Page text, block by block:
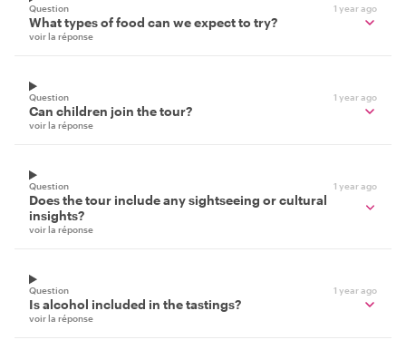
Question 1 year ago
What types of food can we expect to try?
voir la réponse
Question 1 year ago
Can children join the tour?
voir la réponse
Question 1 year ago
Does the tour include any sightseeing or cultural
insights?
voir la réponse
Question 1 year ago
Is alcohol included in the tastings?
voir la réponse